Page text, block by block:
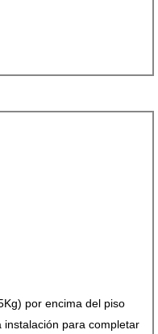
por encima del piso
para completar